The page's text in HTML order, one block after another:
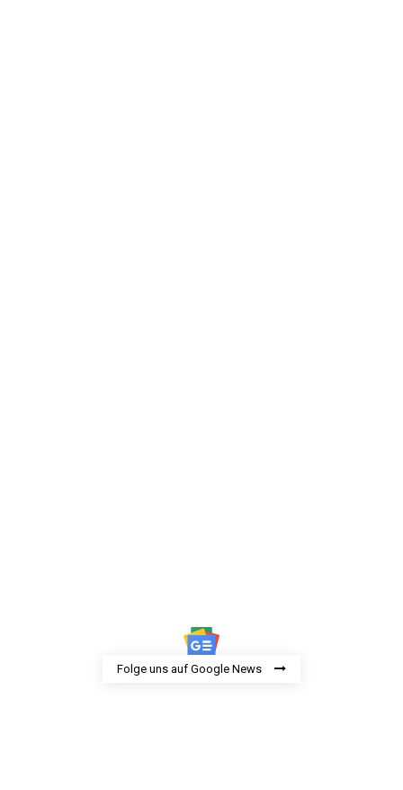
Folge uns auf Google News